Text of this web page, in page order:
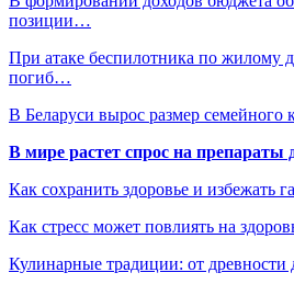
позиции…
При атаке беспилотника по жилому
погиб…
В Беларуси вырос размер семейного
В мире растет спрос на препараты
Как сохранить здоровье и избежать
Как стресс может повлиять на
Кулинарные традиции: от древности